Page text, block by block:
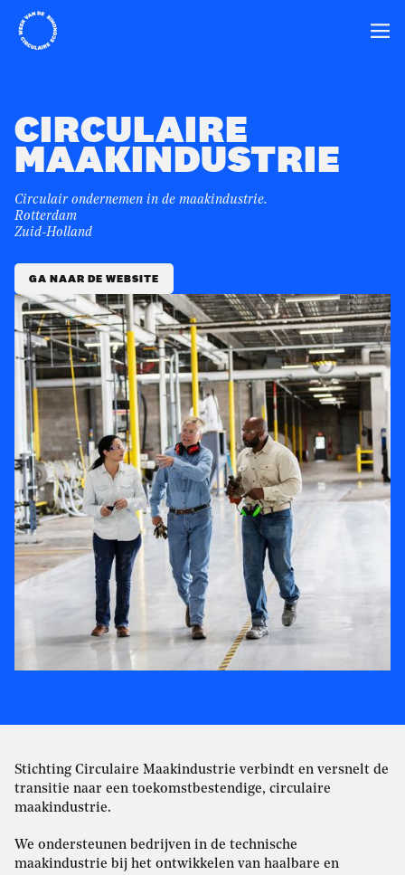
Home
CIRCULAIRE
MAAKINDUSTRIE
Circulair ondernemen in de maakindustrie.
Rotterdam
Zuid-Holland
GA NAAR DE WEBSITE
Stichting Circulaire Maakindustrie verbindt en versnelt de
transitie naar een toekomstbestendige, circulaire
maakindustrie.
We ondersteunen bedrijven in de technische
maakindustrie bij het ontwikkelen van haalbare en